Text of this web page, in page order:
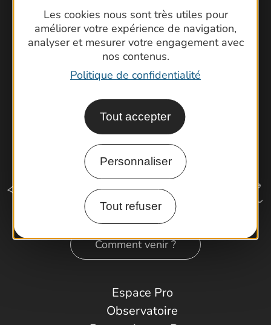
Les cookies nous sont très utiles pour
améliorer votre expérience de navigation,
analyser et mesurer votre engagement avec
nos contenus.
Politique de confidentialité
Tout accepter
Personnaliser
Tout refuser
Brochures
Cartoguides et Topoguides
Latitude Gard
Comment venir ?
Espace Pro
Observatoire